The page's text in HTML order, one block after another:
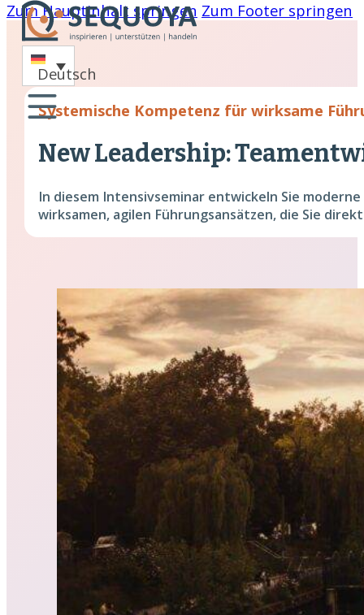
Zum Hauptinhalt springen Zum Footer springen
Deutsch
Systemische Kompetenz für wirksame
New Leadership:
In diesem Intensivseminar entwickeln Sie
wirksamen, agilen Führungsansätzen, die Sie